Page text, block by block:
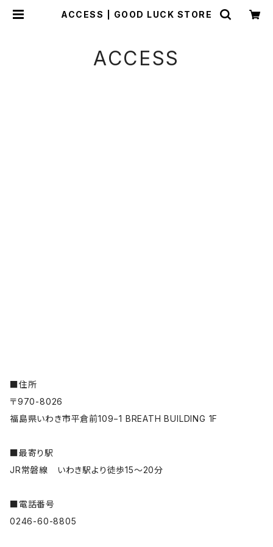
ACCESS | GOOD LUCK STORE
ACCESS
■住所
〒970-8026
福島県いわき市平倉前109−1 BREATH BUILDING 1F
■最寄り駅
JR常磐線 いわき駅より徒歩15〜20分
■電話番号
0246-60-8805